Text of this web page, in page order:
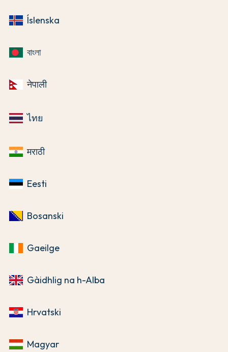
Íslenska
বাংলা
नेपाली
ไทย
मराठी
Eesti
Bosanski
Gaeilge
Gàidhlig na h-Alba
Hrvatski
Magyar